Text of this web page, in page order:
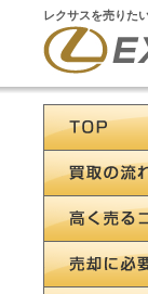
レクサスを売りた